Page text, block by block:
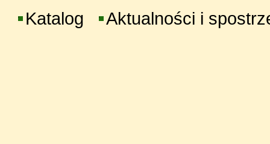
Katalog
Aktualności i